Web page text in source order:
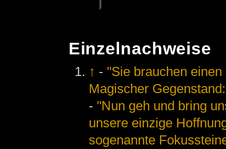
Einzelnachweise
↑ - "Sie brauchen
Magischer
- "Nun geh und bring
unsere einzige
sogenannte